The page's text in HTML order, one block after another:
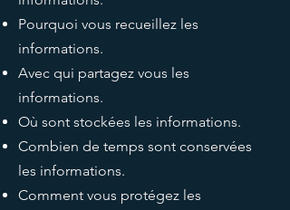
Pourquoi vous recueillez les
informations.
Avec qui partagez vous les
informations.
Où sont stockées les informations.
Combien de temps sont conservées
les informations.
Comment vous protégez les